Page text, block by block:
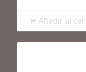
Añadir al